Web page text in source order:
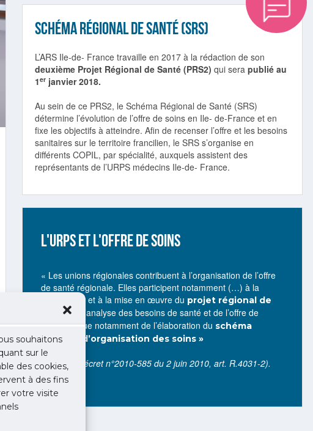
souhaitons
sur le
des cookies,
à des fins
votre visite
Schéma Régional de Santé (SRS)
L’ARS Ile-de- France travaille en 2017 à la rédaction de son
deuxième Projet Régional de Santé (PRS2) qui serapublié au
1er janvier 2018.
Au sein de ce PRS2, le Schéma Régional de Santé (SRS)
détermine l’évolution de l’offre de soins en Ile- de-France et en
fixe les objectifs à atteindre. Afin de recenser l’offre et les besoins
sanitaires sur le territoire francilien, le SRS s’organise en
différents COPIL, par spécialité, auxquels assistent des
représentants de l’URPS médecins Ile-de- France.
L'URPS ET L'OFFRE DE SOINS
« Les unions régionales contribuent à l’organisation de l’offre
de santé régionale. Elles participent notamment (…) à la
préparation et à la mise en œuvre du projet régional de
santé; à l’analyse des besoins de santé et de l’offre de
soins, en vue notamment de l’élaboration du schéma
régional d’organisation des soins »
(Source : décret n°2010-585 du 2 juin 2010, art. R.4031-2).